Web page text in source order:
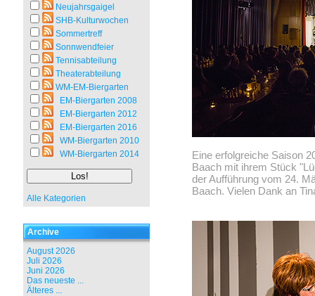
Neujahrsgaigel
SHB-Kulturwochen
Sommertreff
Sonnwendfeier
Tennisabteilung
Theaterabteilung
WM-EM-Biergarten
EM-Biergarten 2008
EM-Biergarten 2012
EM-Biergarten 2016
WM-Biergarten 2010
WM-Biergarten 2014
Alle Kategorien
Archive
August 2026
Juli 2026
Juni 2026
Das neueste ...
Älteres ...
Eine erfolgreiche Saison
Baach mit ihrem Stück
der Aufführung vom 24.
Baach. Vielen Dank an